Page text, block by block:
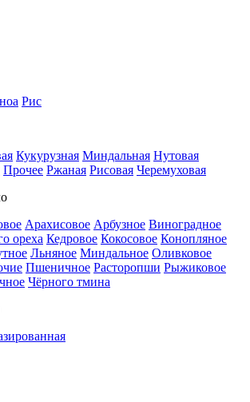
Рис
Кукурузная Миндальная Нутовая
Прочее Ржаная Рисовая Черемуховая
Арахисовое Арбузное Виноградное
ореха Кедровое Кокосовое Конопляное
Льняное Миндальное Оливковое
Пшеничное Расторопши Рыжиковое
Чёрного тмина